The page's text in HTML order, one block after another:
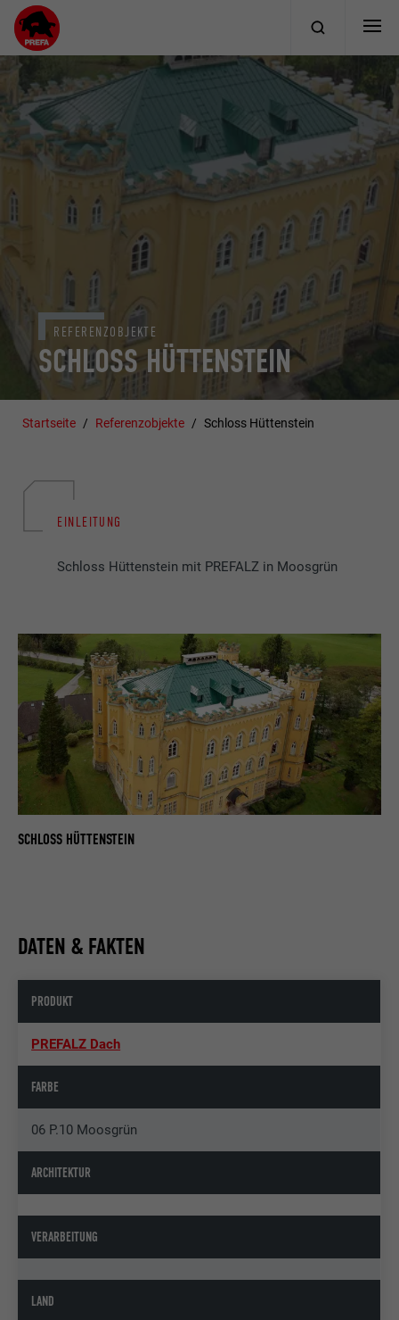
SCHLOSS HÜTTENSTEIN
REFERENZOBJEKTE
Startseite Referenzobjekte Schloss Hüttenstein
EINLEITUNG
Schloss Hüttenstein mit PREFALZ in Moosgrün
SCHLOSS HÜTTENSTEIN
DATEN & FAKTEN
PRODUKT
PREFALZ Dach
FARBE
06 P.10 Moosgrün
ARCHITEKTUR
VERARBEITUNG
LAND